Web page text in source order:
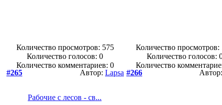
Количество просмотров: 575
Количество голосов:0
Количество комментариев: 0
Количество просмотров:
Количество голосов:
Количество
#265
Автор: Lapsa
Рабочие с лесов - св...
#266